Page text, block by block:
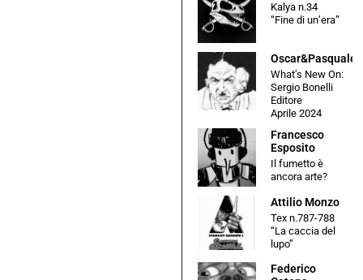
Kalya n.34
“Fine di un’era”
Oscar&Pasquale
What’s New On:
Sergio Bonelli
Editore
Aprile 2024
Francesco
Esposito
Il fumetto è
ancora arte?
Attilio Monzo
Tex n.787-788
“La caccia del
lupo”
Federico